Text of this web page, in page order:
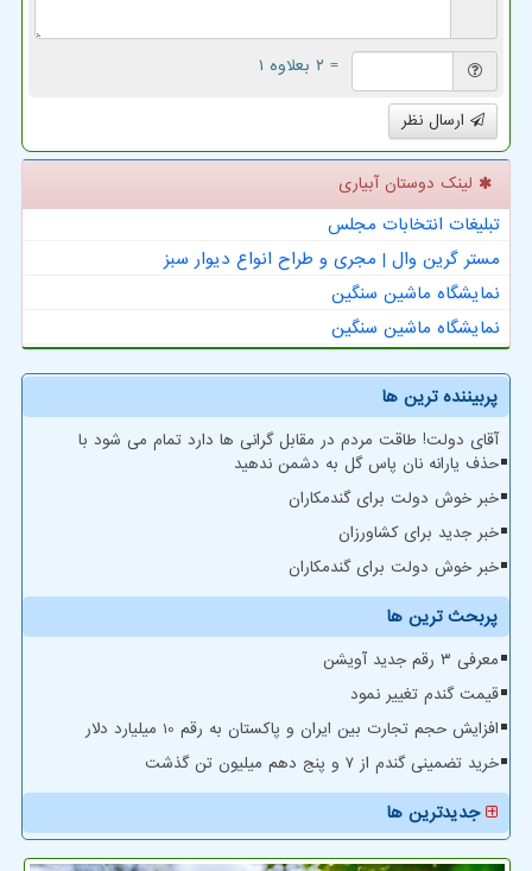
= ۲ بعلاوه ۱
ارسال نظر
لینک دوستان آبیاری
تبلیغات انتخابات مجلس
مستر گرین وال | مجری و طراح انواع دیوار سبز
نمایشگاه ماشین سنگین
نمایشگاه ماشین سنگین
پربیننده ترین ها
آقای دولت! طاقت مردم در مقابل گرانی ها دارد تمام می شود با
حذف یارانه نان پاس گل به دشمن ندهید
خبر خوش دولت برای گندمکاران
خبر جدید برای کشاورزان
خبر خوش دولت برای گندمکاران
پربحث ترین ها
معرفی ۳ رقم جدید آویشن
قیمت گندم تغییر نمود
افزایش حجم تجارت بین ایران و پاکستان به رقم 10 میلیارد دلار
خرید تضمینی گندم از ۷ و پنج دهم میلیون تن گذشت
جدیدترین ها